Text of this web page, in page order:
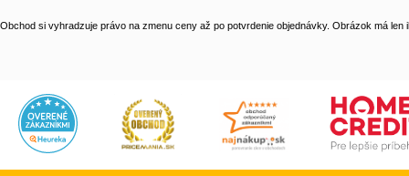
Obchod si vyhradzuje právo na zmenu ceny až po potvrdenie objednávky. Obrázok má len